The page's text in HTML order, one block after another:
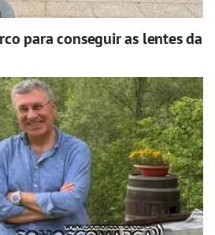
para conseguir as lentes da